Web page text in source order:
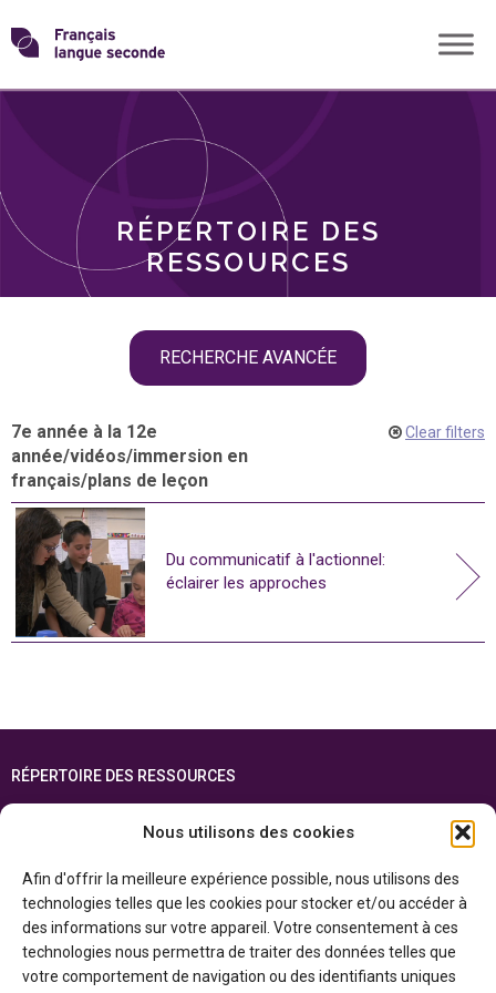
Nous utilisons des cookies
Afin d'offrir la meilleure expérience possible, nous utilisons des
technologies telles que les cookies pour stocker et/ou accéder à
des informations sur votre appareil. Votre consentement à ces
technologies nous permettra de traiter des données telles que
votre comportement de navigation ou des identifiants uniques
Skip
toTransformons
langue
RÉPERTOIRE DES
RESSOURCES
RECHERCHE AVANCÉE
THÈMES
7e année à la 12e
année/vidéos/immersion en
français/plans de leçon
Clear filters
Du communicatif à l'actionnel:
éclairer les approches
RÉPERTOIRE DES RESSOURCES
ENGLISH
Cette ressource est réalisée grâce au soutien financier du gouvernement de
l’Ontario et du gouvernement duCanada par l’entremise du ministère du
Patrimoine canadien